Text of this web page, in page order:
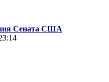
Сената США